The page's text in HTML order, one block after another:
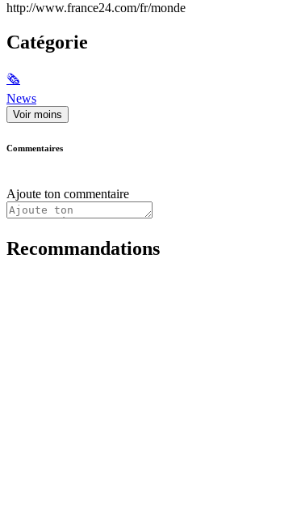
http://www.france24.com/fr/monde
Catégorie
🗞
News
Voir moins
Commentaires
Ajoute ton commentaire
Recommandations